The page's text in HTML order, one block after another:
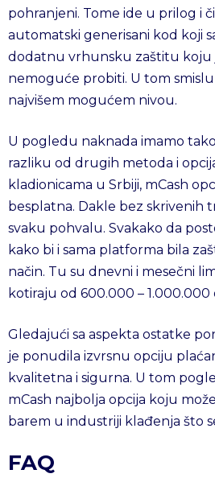
pohranjeni. Tome ide u prilog i
automatski generisani kod koji
dodatnu vrhunsku zaštitu koju
nemoguće probiti. U tom
najvišem mogućem nivou.
U pogledu naknada imamo
razliku od drugih metoda i
kladionicama u Srbiji, mCash
besplatna. Dakle bez skrivenih
svaku pohvalu. Svakako da
kako bi i sama platforma bila
način. Tu su dnevni i mesečni
kotiraju od 600.000 – 1.000.000
Gledajući sa aspekta ostatke
je ponudila izvrsnu opciju
kvalitetna i sigurna. U tom
mCash najbolja opcija koju
barem u industriji klađenja što
FAQ